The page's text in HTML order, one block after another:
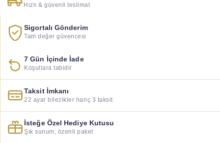
Hızlı & güvenli teslimat
Sigortalı Gönderim
Tam değer güvencesi
7 Gün İçinde İade
Koşullara tabidir
Taksit İmkanı
22 ayar bilezikler hariç 3 taksit
İsteğe Özel Hediye Kutusu
Şık sunum, özenli paket